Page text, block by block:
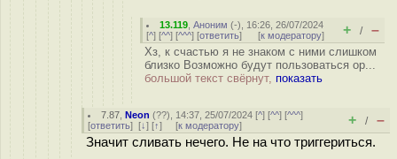
13.119 ,Аноним (-), 16:26, 26/07/2024
[^] [^^] [^^^] [ответить] [к модератору] + / –
Хз, к счастью я не знаком с ними слишком
близко Возможно будут пользоваться op...
большой текст свёрнут, показать
7.87 ,Neon (??), 14:37, 25/07/2024 [^] [^^] [^^^]
[ответить] [↓] [↑] [к модератору] + / –
Значит сливать нечего. Не на что триггериться.